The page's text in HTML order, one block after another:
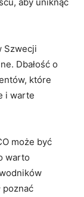
Szwecji
Dbałość o
⁣które
i warte
może być
warto
poznać